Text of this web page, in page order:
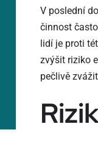
V poslední
činnost
lidí je proti
zvýšit riziko
pečlivě